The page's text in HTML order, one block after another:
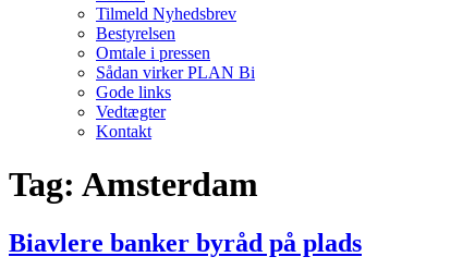
Tilmeld Nyhedsbrev
Bestyrelsen
Omtale i pressen
Sådan virker PLAN Bi
Gode links
Vedtægter
Kontakt
Tag: Amsterdam
Biavlere banker byråd på plads